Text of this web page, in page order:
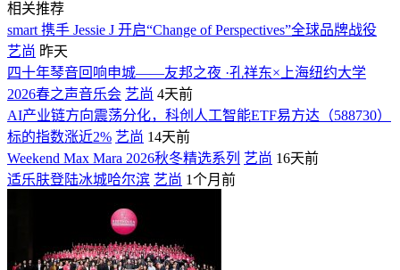
相关推荐
​smart 携手 Jessie J 开启“Change of Perspectives”全球品牌战役
艺尚 昨天
四十年琴音回响申城——友邦之夜 ·孔祥东×上海纽约大学
2026春之声音乐会 艺尚 4天前
AI产业链方向震荡分化，科创人工智能ETF易方达（588730）
标的指数涨近2% 艺尚 14天前
Weekend Max Mara 2026秋冬精选系列 艺尚 16天前
适乐肤登陆冰城哈尔滨 艺尚 1个月前